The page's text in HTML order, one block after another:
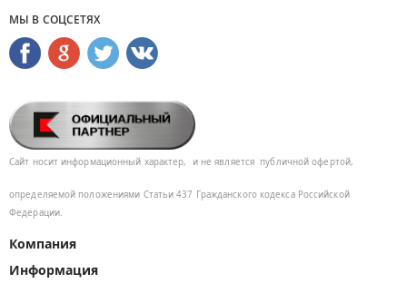
МЫ В СОЦСЕТЯХ
Сайт носит информационный характер, и не является публичной офертой,
определяемой положениями Статьи 437 Гражданского кодекса Российской
Федерации.
Компания
Информация